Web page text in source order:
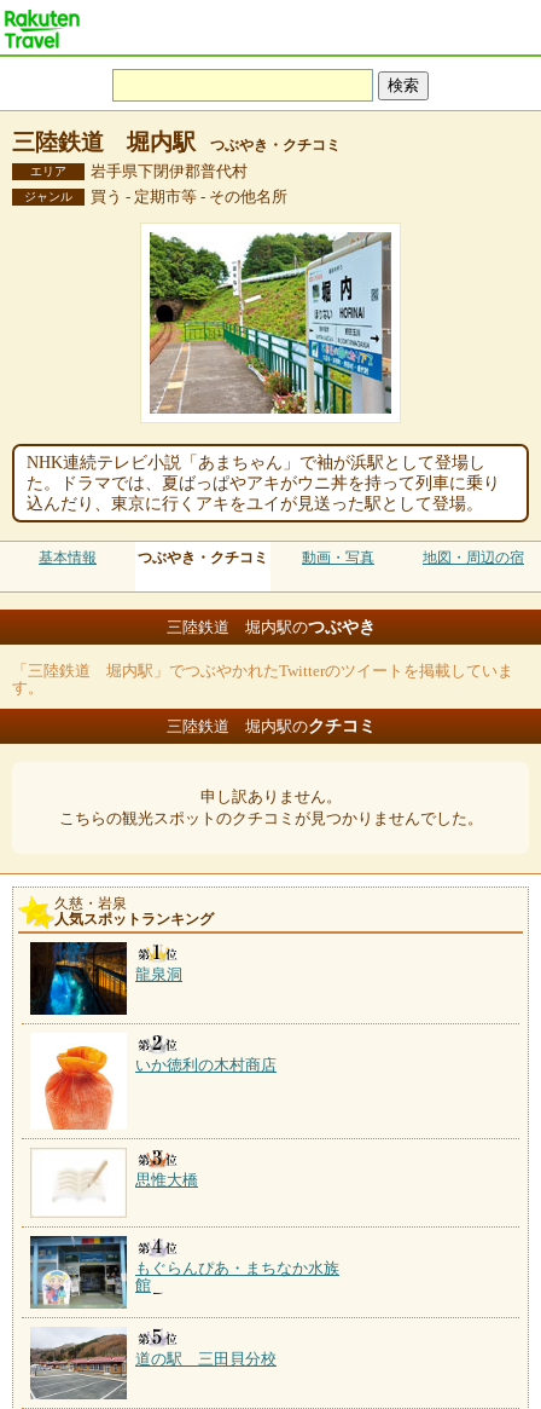
三陸鉄道 堀内駅 つぶやき・クチコミ
エリア 岩手県下閉伊郡普代村
ジャンル 買う - 定期市等 - その他名所
NHK連続テレビ小説「あまちゃん」で袖が浜駅として登場し
た。ドラマでは、夏ばっぱやアキがウニ丼を持って列車に乗り
込んだり、東京に行くアキをユイが見送った駅として登場。
基本情報 つぶやき・クチコミ 動画・写真 地図・周辺の宿
三陸鉄道 堀内駅のつぶやき
「三陸鉄道 堀内駅」でつぶやかれたTwitterのツイートを掲載していま
す。
三陸鉄道 堀内駅のクチコミ
申し訳ありません。
こちらの観光スポットのクチコミが見つかりませんでした。
久慈・岩泉
人気スポットランキング
龍泉洞
いか徳利の木村商店
思惟大橋
もぐらんぴあ・まちなか水族
館
道の駅 三田貝分校